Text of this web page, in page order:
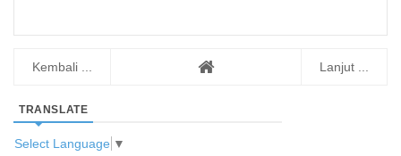
Kembali ... Lanjut ...
TRANSLATE
Select Language ▼